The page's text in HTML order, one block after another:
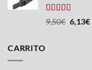
Valorado
con
de
9,50€ El
6,13€El
CARRITO